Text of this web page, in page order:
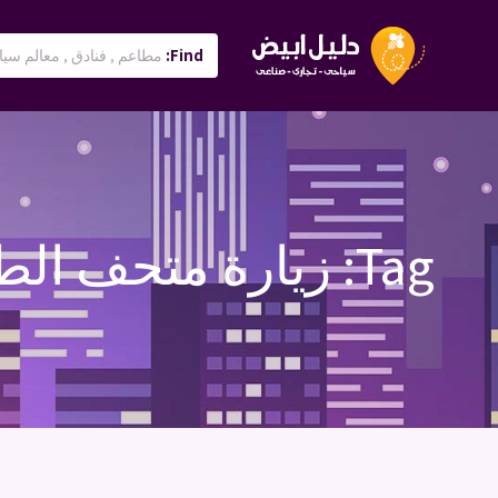
Find:
Tag: زيارة متحف